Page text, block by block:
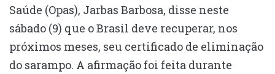
Saúde (Opas), Jarbas Barbosa, disse neste
sábado (9) que o Brasil deve recuperar, nos
próximos meses, seu certificado de eliminação
do sarampo. A afirmação foi feita durante